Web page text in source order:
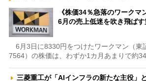
《株価34％急落のワークマ
6月の売上低迷を吹き飛ば
6月3日に8330円をつけたワークマン（東
7564）の株価は、わずか1カ月あまりで約
三菱重工が「AIインフラの新たな主役」